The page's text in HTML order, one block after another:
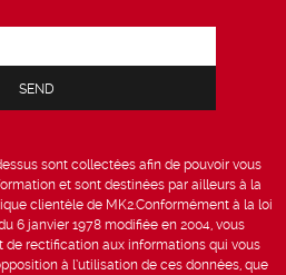
sont collectées afin de pouvoir vous
et sont destinées par ailleurs à la
clientèle de MK2.Conformément à la loi
6 janvier 1978 modifiée en 2004, vous
de rectification aux informations qui vous
à l’utilisation de ces données, que